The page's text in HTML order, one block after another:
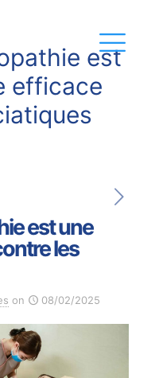
est
efficace
est une
les
on 08/02/2025